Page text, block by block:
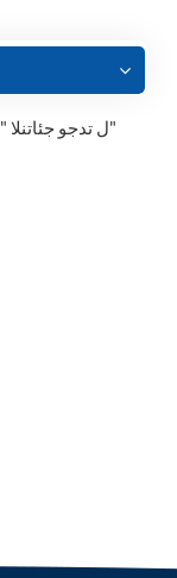
1 ل تدجو جئاتنلا "اختبار جيا البيطري السريع للطبيب البيطري"